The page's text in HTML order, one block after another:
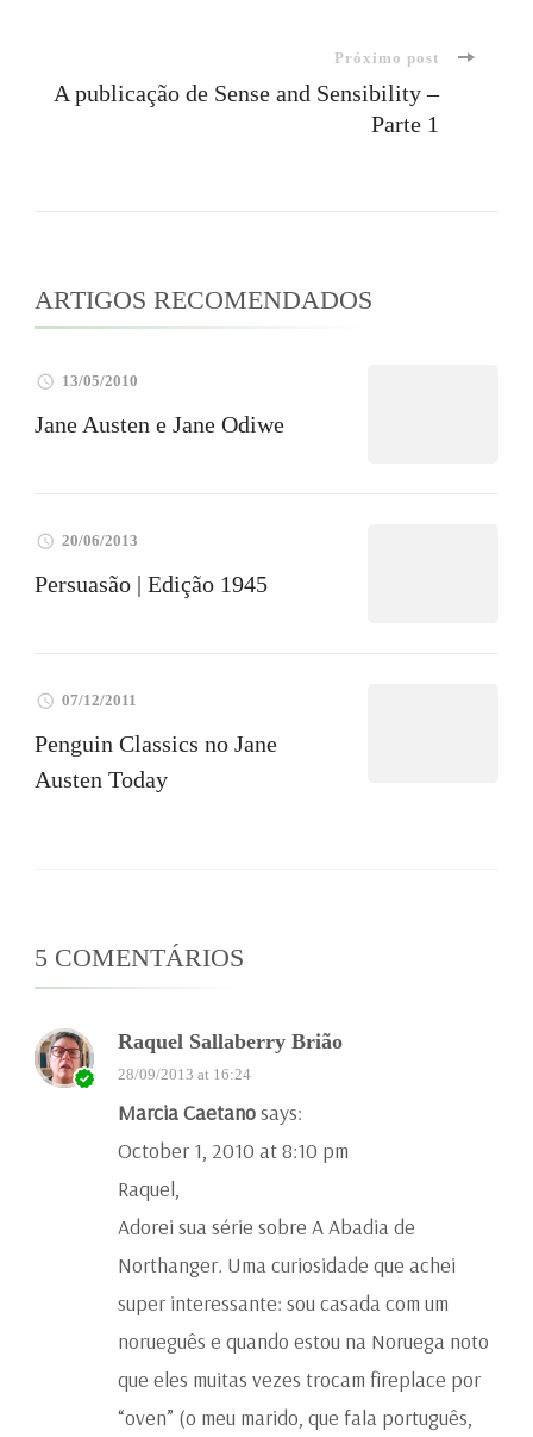
post
Próximo post
A publicação de Sense and Sensibility –
Parte 1
ARTIGOS RECOMENDADOS
13/05/2010
Jane Austen e Jane Odiwe
20/06/2013
Persuasão | Edição 1945
07/12/2011
Penguin Classics no Jane
Austen Today
5 COMENTÁRIOS
Raquel Sallaberry Brião
28/09/2013 at 16:24
Marcia Caetanosays:
October 1, 2010 at 8:10 pm
Raquel,
Adorei sua série sobre A Abadia de
Northanger. Uma curiosidade que achei
super interessante: sou casada com um
norueguês e quando estou na Noruega noto
que eles muitas vezes trocam fireplace por
“oven” (o meu marido, que fala português,